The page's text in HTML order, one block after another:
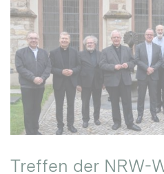
Treffen der NRW-